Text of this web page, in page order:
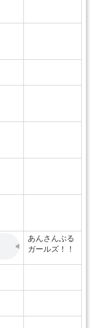
あんさんぶる
ガールズ！！